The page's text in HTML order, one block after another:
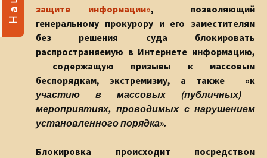
защите информации», позволяющий
генеральному прокурору и его заместителям
без решения суда блокировать
распространяемую в Интернете информацию,
содержащую призывы к массовым
беспорядкам, экстремизму, а также »к
участию в массовых (публичных)
мероприятиях, проводимых с нарушением
установленного порядка».
Блокировка происходит посредством